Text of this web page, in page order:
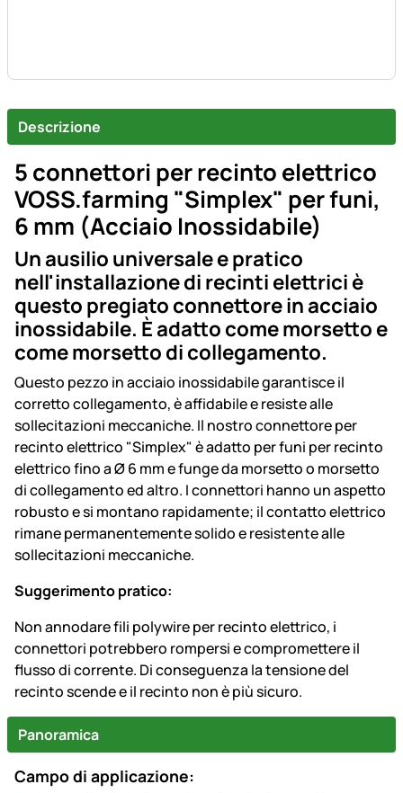
Descrizione
5 connettori per recinto elettrico
VOSS.farming "Simplex" per funi,
6 mm (Acciaio Inossidabile)
Un ausilio universale e pratico
nell'installazione di recinti elettrici è
questo pregiato connettore in acciaio
inossidabile. È adatto come morsetto e
come morsetto di collegamento.
Questo pezzo in acciaio inossidabile garantisce il
corretto collegamento, è affidabile e resiste alle
sollecitazioni meccaniche. Il nostro connettore per
recinto elettrico "Simplex" è adatto per funi per recinto
elettrico fino a Ø 6 mm e funge da morsetto o morsetto
di collegamento ed altro. I connettori hanno un aspetto
robusto e si montano rapidamente; il contatto elettrico
rimane permanentemente solido e resistente alle
sollecitazioni meccaniche.
Suggerimento pratico:
Non annodare fili polywire per recinto elettrico, i
connettori potrebbero rompersi e compromettere il
flusso di corrente. Di conseguenza la tensione del
recinto scende e il recinto non è più sicuro.
Panoramica
Campo di applicazione: